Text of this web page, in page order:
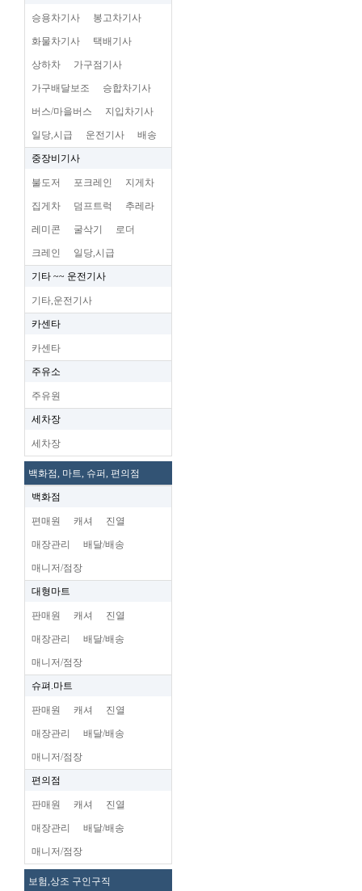
승용차기사 봉고차기사
화물차기사 택배기사
상하차 가구점기사
가구배달보조 승합차기사
버스/마을버스 지입차기사
일당,시급 운전기사 배송
중장비기사
불도저 포크레인 지게차
집게차 덤프트럭 추레라
레미콘 굴삭기 로더
크레인 일당,시급
기타 ~~ 운전기사
기타,운전기사
카센타
카센타
주유소
주유원
세차장
세차장
백화점, 마트, 슈퍼, 편의점
백화점
편매원 캐셔 진열
매장관리 배달/배송
매니저/점장
대형마트
판매원 캐셔 진열
매장관리 배달/배송
매니저/점장
슈펴.마트
판매원 캐셔 진열
매장관리 배달/배송
매니저/점장
편의점
판매원 캐셔 진열
매장관리 배달/배송
매니저/점장
보험,상조 구인구직